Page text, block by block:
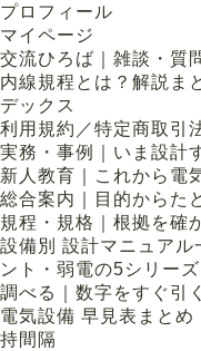
プロフィール
マイページ
交流ひろば｜雑談・質
内線規程とは？解説ま
デックス
利用規約／特定商取引
実務・事例｜いま設計
新人教育｜これから電
総合案内｜目的からた
規程・規格｜根拠を確
設備別 設計マニュアル
ント・弱電の5シリーズ
調べる｜数字をすぐ引
電気設備 早見表まと
持間隔